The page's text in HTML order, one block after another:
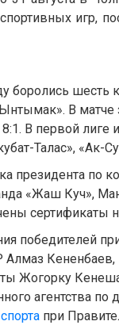
игр,
боролись шесть
В матче
В первой лиге
Талас», «Ак-
президента по
«Жаш Куч»,
сертификаты
победителей
Алмаз
Жогорку
агентства
спорта при